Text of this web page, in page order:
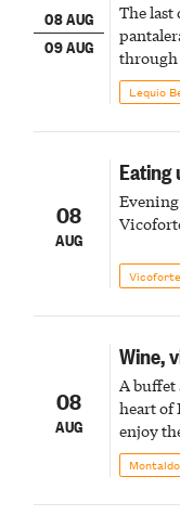
08 AUG
09 AUG
The
through
Lequio
08
AUG
Eating
Vicoforte
08
AUG
Wine,
A
heart of
enjoy
upward